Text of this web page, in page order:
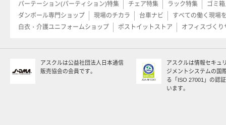
パーテーション(パーティション)特集
チェア特集 ラック特集
ゴミ
ダンボール専門ショップ
現場のチカラ 台車ナビ
すべての働く現場
白衣・介護ユニフォームショップ
ポストイットストア オフィスづくり
アスクルは公益社団法人日本通信
販売協会の会員です。
アスクルは情報セキュ
ジメントシステムの国
る「ISO 27001」の認
います。